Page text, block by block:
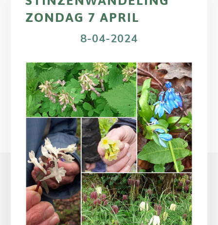
ZONDAG 7 APRIL
8-04-2024